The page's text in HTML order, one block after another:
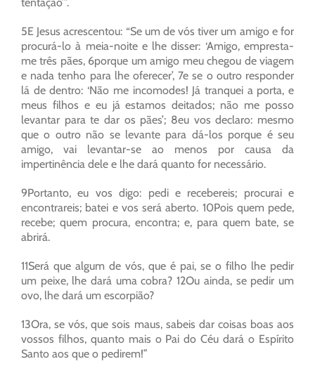
tentação’”.
5E Jesus acrescentou: “Se um de vós tiver um amigo e for
procurá-lo à meia-noite e lhe disser: ‘Amigo, empresta-
me três pães, 6porque um amigo meu chegou de viagem
e nada tenho para lhe oferecer’, 7e se o outro responder
lá de dentro: ‘Não me incomodes! Já tranquei a porta, e
meus filhos e eu já estamos deitados; não me posso
levantar para te dar os pães’; 8eu vos declaro: mesmo
que o outro não se levante para dá-los porque é seu
amigo, vai levantar-se ao menos por causa da
impertinência dele e lhe dará quanto for necessário.
9Portanto, eu vos digo: pedi e recebereis; procurai e
encontrareis; batei e vos será aberto. 10Pois quem pede,
recebe; quem procura, encontra; e, para quem bate, se
abrirá.
11Será que algum de vós, que é pai, se o filho lhe pedir
um peixe, lhe dará uma cobra? 12Ou ainda, se pedir um
ovo, lhe dará um escorpião?
13Ora, se vós, que sois maus, sabeis dar coisas boas aos
vossos filhos, quanto mais o Pai do Céu dará o Espírito
Santo aos que o pedirem!”